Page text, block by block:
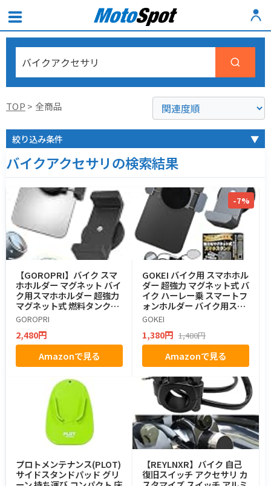
TOP > 全商品
絞り込み条件 ▼
バイクアクセサリの検索結果
【GOROPRI】バイク スマ
ホホルダー マグネット バイ
ク用スマホホルダー 超強力
マグネット式 燃料タンクに
ワンタッチで貼付け カメラ
アクセサリ スマホマウント
PUレザー収納袋付き (ブラ
ック)
GOROPRI
2,480円
Amazonで見る
-7%
GOKEI バイク用 スマホホル
ダー 超強力 マグネット式 バ
イク ハーレー乗 スマートフ
ォンホルダー バイク用スマ
ホホルダー マグネット 燃料
タンクに貼付け スマートフ
ォン スマホ ホルダー スタン
ド 360度回転 携帯 グレー
GOKEI
1,380円 1,480円
Amazonで見る
プロトメンテナンス(PLOT)
サイドスタンドパッド グリ
【REYLNXR】バイク 自己
復旧スイッチ アクセサリ カ